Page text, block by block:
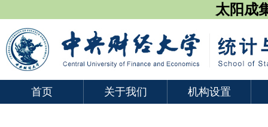
太阳成
首页 关于我们 机构设置